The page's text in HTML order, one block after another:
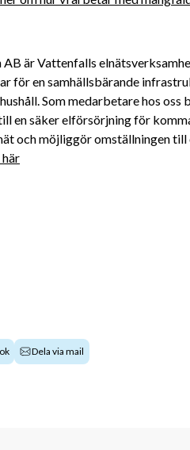
är Vattenfalls
för en samhällsbärande
Som medarbetare hos
en säker elförsörjning för
och möjliggör omställningen
Dela via mail